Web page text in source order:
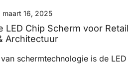
maart 16, 2025
LED Chip Scherm voor Retail
Architectuur
schermtechnologie is de LED